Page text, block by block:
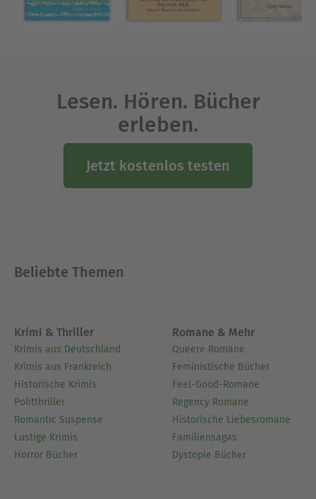
Lesen. Hören. Bücher
erleben.
Jetzt kostenlos testen
Beliebte Themen
Krimi & Thriller
Krimis aus Deutschland
Krimis aus Frankreich
Historische Krimis
Politthriller
Romantic Suspense
Lustige Krimis
Horror Bücher
Romane & Mehr
Queere Romane
Feministische Bücher
Feel-Good-Romane
Regency Romane
Historische Liebesromane
Familiensagas
Dystopie Bücher